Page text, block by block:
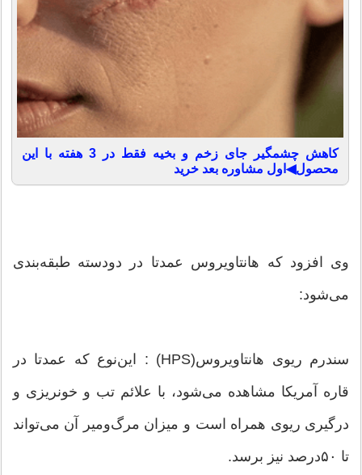
کاهش چشمگیر جای زخم و بخیه فقط در 3 هفته با این
محصول◀اول مشاوره بعد خرید
وی افزود که ‌هانتاویروس عمدتا در دودسته طبقه‌بندی
می‌شود:
سندرم ریوی ‌هانتاویروس(HPS) : این‌نوع که عمدتا در
قاره آمریکا مشاهده می‌شود، با علائم تب و خونریزی و
درگیری ریوی همراه است و میزان مرگ‌ومیر آن می‌تواند
تا ۵۰درصد نیز برسد.